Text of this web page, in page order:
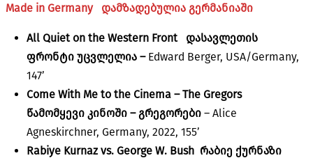
Made in Germanyდამზადებულია გერმანიაში
All Quiet on the Western Front დასავლეთის
ფრონტი უცვლელია – Edward Berger, USA/Germany,
147’
Come With Me to the Cinema – The Gregors
წამომყევი კინოში – გრეგორები – Alice
Agneskirchner, Germany, 2022, 155’
Rabiye Kurnaz vs. George W. Bush რაბიე ქურნაზი